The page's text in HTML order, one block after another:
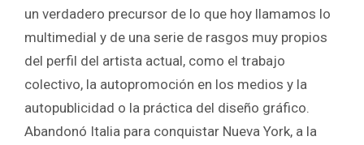
un verdadero precursor de lo que hoy llamamos lo
multimedial y de una serie de rasgos muy propios
del perfil del artista actual, como el trabajo
colectivo, la autopromoción en los medios y la
autopublicidad o la práctica del diseño gráfico.
Abandonó Italia para conquistar Nueva York, a la